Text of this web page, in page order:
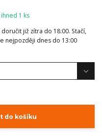
1 ks
již zítra do 18:00. Stačí,
nejpozději dnes do 13:00
do košíku